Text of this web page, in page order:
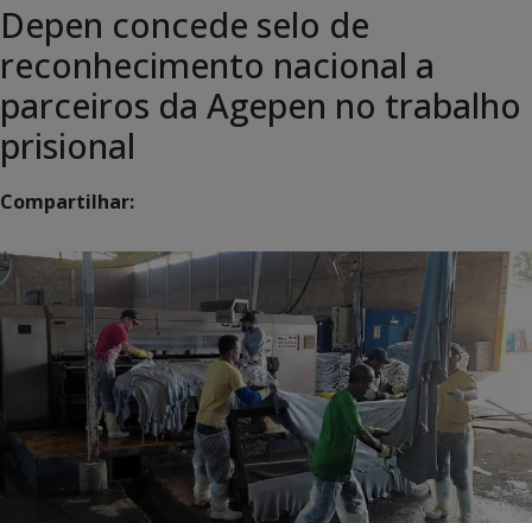
Depen concede selo de
reconhecimento nacional a
parceiros da Agepen no trabalho
prisional
Compartilhar: